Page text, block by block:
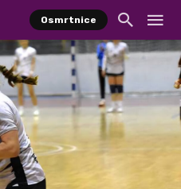
Osmrtnice